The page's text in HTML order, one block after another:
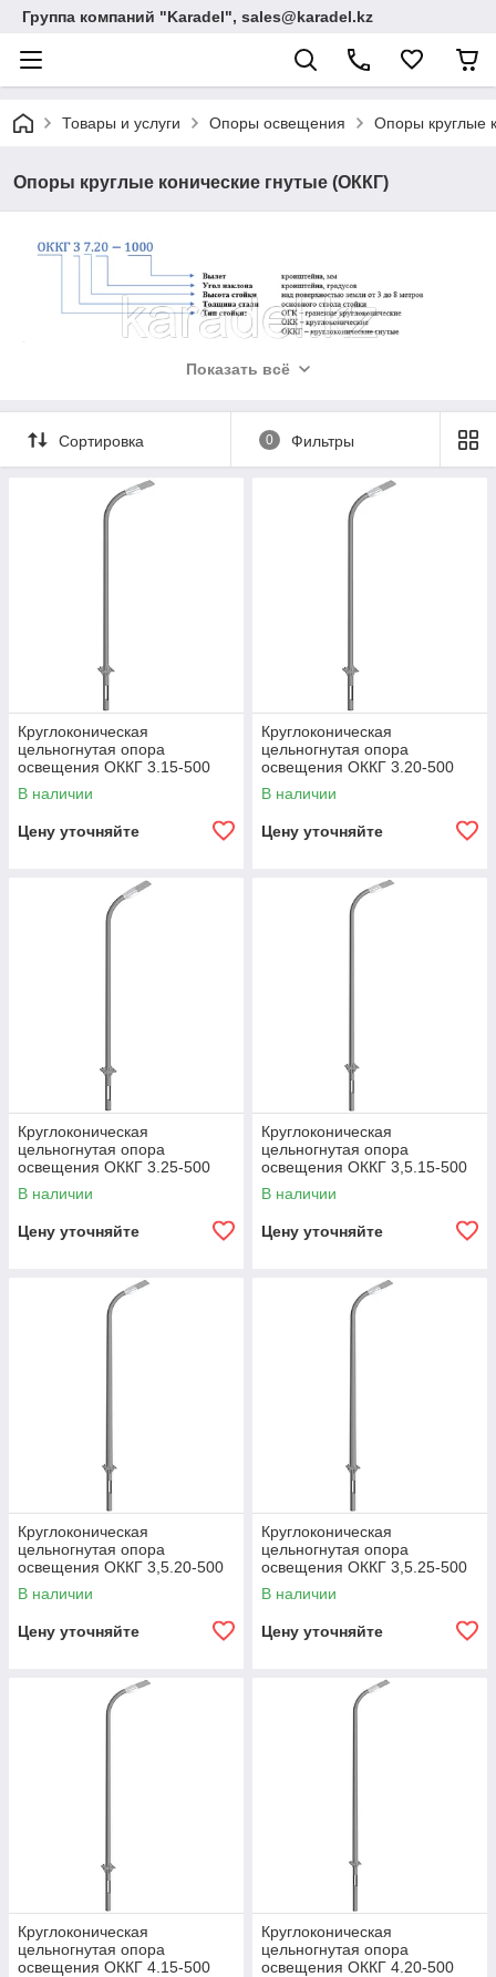
Группа компаний "Karadel", sales@karadel.kz
Товары и услуги Опоры освещения Опоры круглые
Опоры круглые конические гнутые (ОККГ)
Показать всё
Сортировка 0 Фильтры
Круглоконическая
цельногнутая опора
освещения ОККГ 3.15-500
В наличии
Цену уточняйте
Круглоконическая
цельногнутая опора
освещения ОККГ 3.20-500
В наличии
Цену уточняйте
Круглоконическая
цельногнутая опора
освещения ОККГ 3.25-500
В наличии
Цену уточняйте
Круглоконическая
цельногнутая опора
освещения ОККГ 3,5.15-500
В наличии
Цену уточняйте
Круглоконическая
цельногнутая опора
освещения ОККГ 3,5.20-500
В наличии
Цену уточняйте
Круглоконическая
цельногнутая опора
освещения ОККГ 3,5.25-500
В наличии
Цену уточняйте
Круглоконическая
цельногнутая опора
освещения ОККГ 4.15-500
Круглоконическая
цельногнутая опора
освещения ОККГ 4.20-500